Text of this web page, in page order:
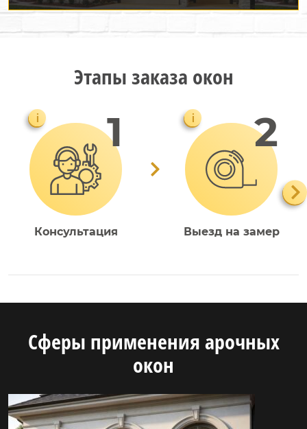
Этапы заказа окон
Консультация
i
Выезд на замер
i
Сферы применения арочных
окон